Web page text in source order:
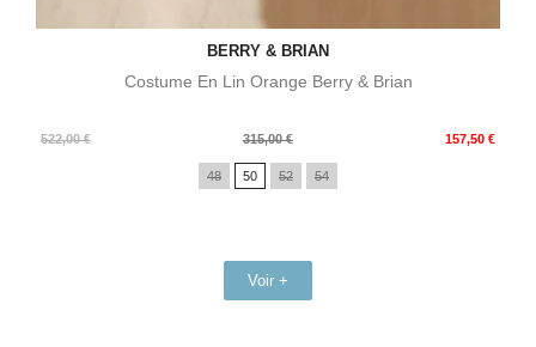
BERRY & BRIAN
Costume En Lin Orange Berry & Brian
522,00 €
Prix
315,00 € 157,50 €
Prix
48 50 52 54
Voir +